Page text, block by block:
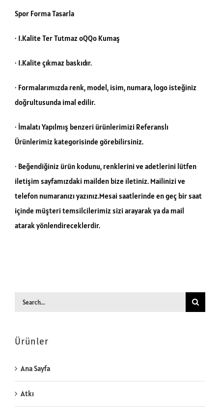
Spor Forma Tasarla
· 1.Kalite Ter Tutmaz oQQo Kumaş
· 1.Kalite çıkmaz baskıdır.
· Formalarımızda renk, model, isim, numara, logo isteğiniz
doğrultusunda imal edilir.
· İmalatı Yapılmış benzeri ürünlerimizi Referanslı
Ürünlerimiz kategorisinde görebilirsiniz.
· Beğendiğiniz ürün kodunu, renklerini ve adetlerini lütfen
iletişim sayfamızdaki mailden bize iletiniz. Mailinizi ve
telefon numaranızı yazınız.Mesai saatlerinde en geç bir saat
içinde müşteri temsilcilerimiz sizi arayarak ya da mail
atarak yönlendireceklerdir.
Search
Ürünler
Ana Sayfa
Atkı